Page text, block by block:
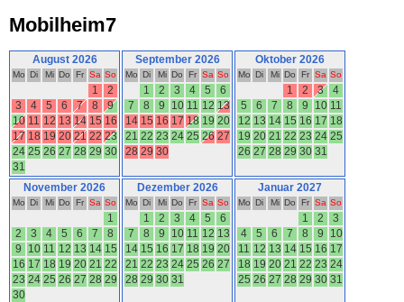
Mobilheim7
August 2026
Mo Di Mi Do Fr Sa So
1
2
3
4 5 6 7 8
9
10 11 12 13 14 15 16
17 18 19 20 21 22 23
24 25 26 27 28 29 30
31
September 2026
Mo Di Mi Do Fr Sa So
1 2 3 4 5
6
7
8 9 10 11 12 13
14 15 16 17 18 19 20
21 22 23 24 25 26 27
28 29 30
Oktober 2026
Mo Di Mi Do Fr Sa So
1 2 3
4
5
6 7 8 9 10 11
12 13 14 15 16 17 18
19 20 21 22 23 24 25
26 27 28 29 30 31
November 2026
Mo Di Mi Do Fr Sa So
1
2
3 4 5 6 7
8
9
10 11 12 13 14 15
16 17 18 19 20 21 22
23 24 25 26 27 28 29
30
Dezember 2026
Mo Di Mi Do Fr Sa So
1 2 3 4 5
6
7
8 9 10 11 12 13
14 15 16 17 18 19 20
21 22 23 24 25 26 27
28 29 30 31
Januar 2027
Mo Di Mi Do Fr Sa So
1 2
3
4
5 6 7 8 9
10
11 12 13 14 15 16 17
18 19 20 21 22 23 24
25 26 27 28 29 30 31